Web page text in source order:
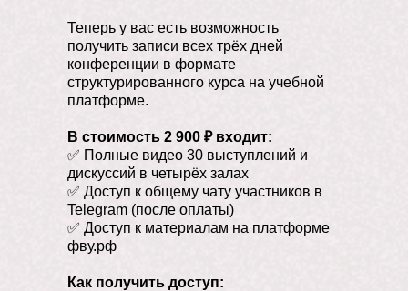
Геворгян Каринэ
Александровна
иранист. Специалист по работе с
информацией, пропаганде и
контрпропаганде. Эксперт в области
интеллектуальной и стратегической
разведки. Эксперт Комитета по
делам СНГ Государственной Думы
России. Преподаватель Института
Теперь у вас есть возможность
получить записи всех трёх дней
конференции в формате
структурированного курса на учебной
платформе.
В стоимость 2 900 ₽ входит:
✅ Полные видео 30 выступлений и
дискуссий в четырёх залах
✅ Доступ к общему чату участников в
Telegram (после оплаты)
✅ Доступ к материалам на платформе
фву.рф
Как получить доступ: